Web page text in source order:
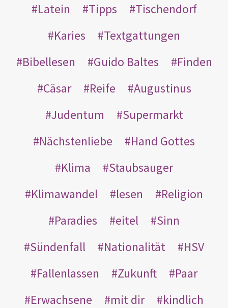
Latein
Tipps
Tischendorf
Karies
Textgattungen
Bibellesen
Guido Baltes
Finden
Cäsar
Reife
Augustinus
Judentum
Supermarkt
Nächstenliebe
Hand Gottes
Klima
Staubsauger
Klimawandel
lesen
Religion
Paradies
eitel
Sinn
Sündenfall
Nationalität
HSV
Fallenlassen
Zukunft
Paar
Erwachsene
mit dir
kindlich